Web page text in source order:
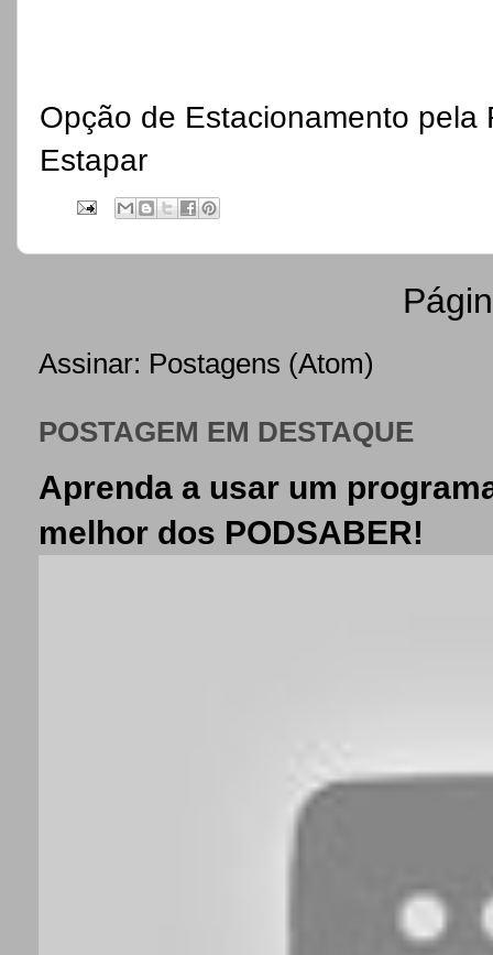
Opção de Estacionamento
Estapar
Assinar: Postagens (Atom)
POSTAGEM EM DESTAQUE
Aprenda a usar um
melhor dos PODSABER!